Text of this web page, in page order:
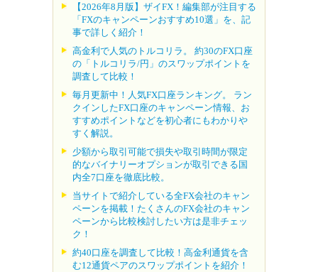
【2026年8月版】ザイFX！編集部が注目する
「FXのキャンペーンおすすめ10選」を、記
事で詳しく紹介！
高金利で人気のトルコリラ。 約30のFX口座
の「トルコリラ/円」のスワップポイントを
調査して比較！
毎月更新中！人気FX口座ランキング。 ラン
クインしたFX口座のキャンペーン情報、お
すすめポイントなどを初心者にもわかりや
すく解説。
少額から取引可能で損失や取引時間が限定
的なバイナリーオプションが取引できる国
内全7口座を徹底比較。
当サイトで紹介している全FX会社のキャン
ペーンを掲載！たくさんのFX会社のキャン
ペーンから比較検討したい方は是非チェッ
ク！
約40口座を調査して比較！高金利通貨を含
む12通貨ペアのスワップポイントを紹介！